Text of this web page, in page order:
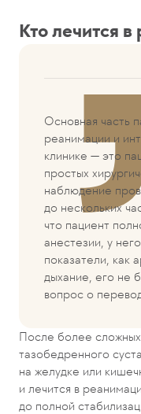
Кто лечится
Основная часть
реанимации и
клинике — это
простых
наблюдение
до нескольких
что пациент
анестезии, у
показатели, как
дыхание, его не
вопрос о
После более
тазобедренного
на желудке или
и лечится в
до полной